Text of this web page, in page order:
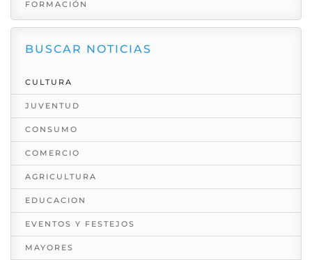
FORMACIÓN
BUSCAR NOTICIAS
CULTURA
JUVENTUD
CONSUMO
COMERCIO
AGRICULTURA
EDUCACION
EVENTOS Y FESTEJOS
MAYORES